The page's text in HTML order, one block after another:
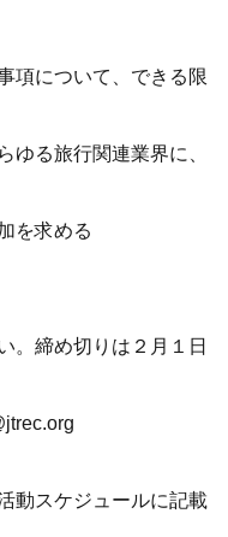
項について、できる限
ゆる旅行関連業界に、
を求める
。締め切りは２月１日
動スケジュールに記載